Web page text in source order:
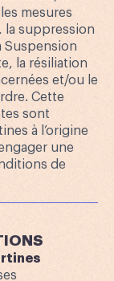
mesures
la suppression
Suspension
la résiliation
et/ou le
Cette
sont
à l’origine
une
de